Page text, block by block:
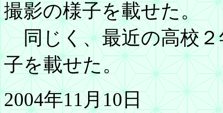
撮影の様子を載せた。
同じく、最近の高校２
子を載せた。
2004年11月10日